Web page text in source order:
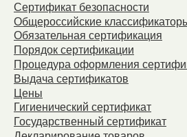
Сертификат безопасности
Общероссийские
Обязательная сертификация
Порядок сертификации
Процедура оформления
Выдача сертификатов
Цены
Гигиенический сертификат
Государственный сертификат